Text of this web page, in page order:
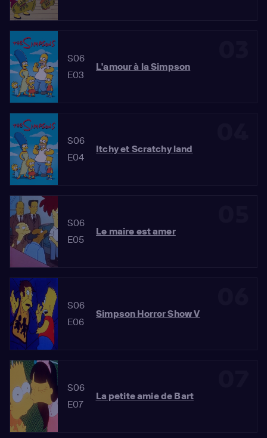
S06
E03
L'amour à la Simpson
S06
E04
Itchy et Scratchy land
S06
E05
Le maire est amer
S06
E06
Simpson Horror Show V
S06
E07
La petite amie de Bart